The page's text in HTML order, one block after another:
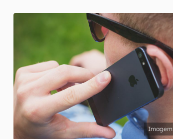
Confirmo que li, aceito e concordo com os